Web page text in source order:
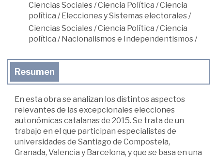
Ciencias Sociales/Ciencia Política /Ciencia
política /Elecciones y Sistemas electorales/
Ciencias Sociales/Ciencia Política /Ciencia
política /Nacionalismos e Independentismos/
Resumen
En esta obra se analizan los distintos aspectos
relevantes de las excepcionales elecciones
autonómicas catalanas de 2015. Se trata de un
trabajo en el que participan especialistas de
universidades de Santiago de Compostela,
Granada, Valencia y Barcelona, y que se basa en una